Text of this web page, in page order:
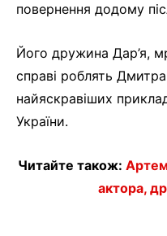
повернення додому
Його дружина Дар’я,
справі роблять
найяскравіших
України.
Читайте також:
актора,